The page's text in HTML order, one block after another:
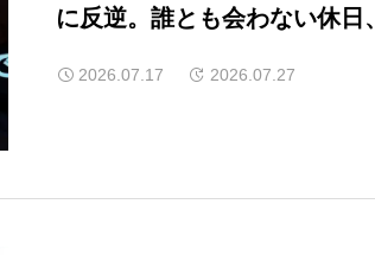
に反逆。誰とも会わない休日
2026.07.17 2026.07.27